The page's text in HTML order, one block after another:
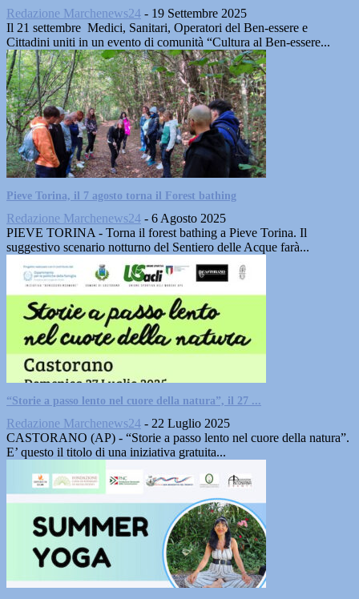
Redazione Marchenews24 - 19 Settembre 2025
Il 21 settembre Medici, Sanitari, Operatori del Ben-essere e
Cittadini uniti in un evento di comunità “Cultura al Ben-essere...
Pieve Torina, il 7 agosto torna il Forest bathing
Redazione Marchenews24 - 6 Agosto 2025
PIEVE TORINA - Torna il forest bathing a Pieve Torina. Il
suggestivo scenario notturno del Sentiero delle Acque farà...
“Storie a passo lento nel cuore della natura”, il 27 ...
Redazione Marchenews24 - 22 Luglio 2025
CASTORANO (AP) - “Storie a passo lento nel cuore della natura”.
E’ questo il titolo di una iniziativa gratuita...